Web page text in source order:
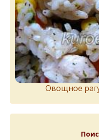
Овощное